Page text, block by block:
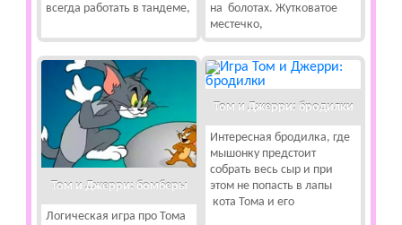
всегда работать в тандеме,
на болотах. Жутковатое
местечко,
Том и Джерри: бомберы
Логическая игра про Тома
Том и Джерри: бродилки
Интересная бродилка, где
мышонку предстоит
собрать весь сыр и при
этом не попасть в лапы
кота Тома и его